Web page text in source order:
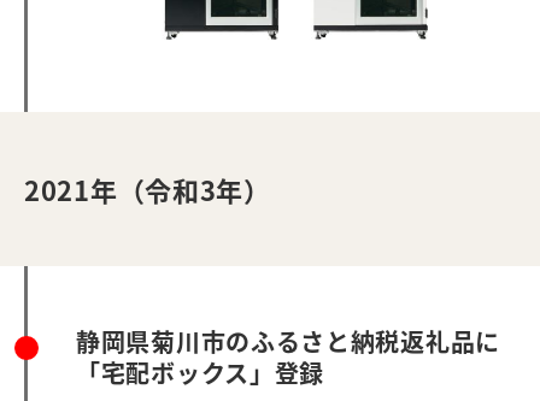
2021年（令和3年）
静岡県菊川市のふるさと納税返礼品に
「宅配ボックス」登録